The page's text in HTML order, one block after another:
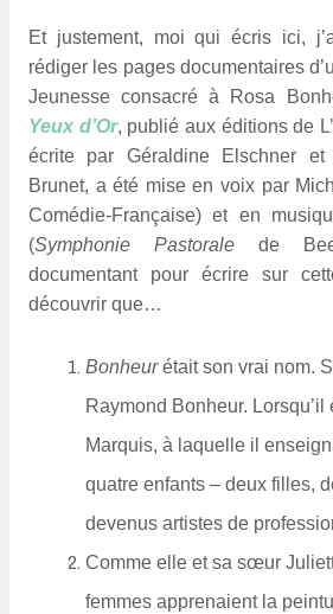
Et justement, moi qui écris ici,
rédiger les pages documentaires
Jeunesse consacré à Rosa
Yeux d’Or, publié aux éditions de
écrite par Géraldine Elschner
Brunet, a été mise en voix par
Comédie-Française) et en
(Symphonie Pastorale de
documentant pour écrire sur
découvrir que…
Bonheurétait son vrai nom.
Raymond Bonheur.
Marquis, à laquelle il
quatre enfants – deux filles,
devenus artistes de
Comme elle et sa sœur
femmes apprenaient la